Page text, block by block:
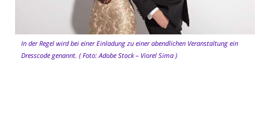
In der Regel wird bei einer Einladung zu einer abendlichen Veranstaltung ein
Dresscode genannt. ( Foto: Adobe Stock – Viorel Sima )